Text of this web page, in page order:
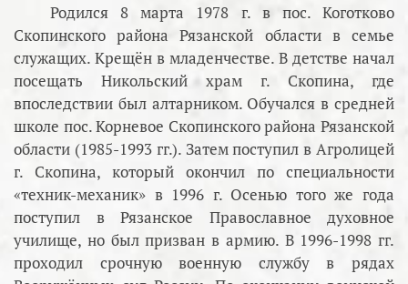
Родился 8 марта 1978 г. в пос. Коготково
Скопинского района Рязанской области в семье
служащих. Крещён в младенчестве. В детстве начал
посещать Никольский храм г. Скопина, где
впоследствии был алтарником. Обучался в средней
школе пос. Корневое Скопинского района Рязанской
области (1985-1993 гг.). Затем поступил в Агролицей
г. Скопина, который окончил по специальности
«техник-механик» в 1996 г. Осенью того же года
поступил в Рязанское Православное духовное
училище, но был призван в армию. В 1996-1998 гг.
проходил срочную военную службу в рядах